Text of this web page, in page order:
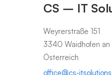
CS – IT
Weyrerstraße 151
3340 Waidhofen an
Österreich
office@cs-